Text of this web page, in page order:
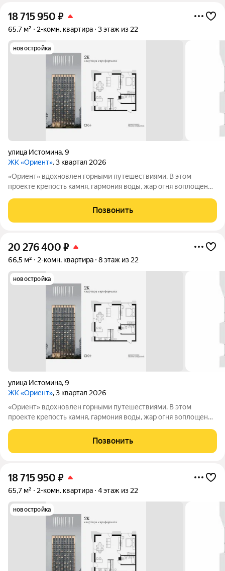
18 715 950 ₽
65,7 м² 2-комн. квартира 3 этаж из 22
новостройка
улица Истомина,9
ЖК «Ориент», 3 квартал 2026
«Ориент» вдохновлен горными путешествиями. В этом
проекте крепость камня, гармония воды, жар огня воплощены
технологиями. Здесь вы получите повседневность,
наполненную яркими моментами и приятной
Позвонить
20 276 400 ₽
66,5 м² 2-комн. квартира 8 этаж из 22
новостройка
улица Истомина,9
ЖК «Ориент», 3 квартал 2026
«Ориент» вдохновлен горными путешествиями. В этом
проекте крепость камня, гармония воды, жар огня воплощены
технологиями. Здесь вы получите повседневность,
наполненную яркими моментами и приятной
Позвонить
18 715 950 ₽
65,7 м² 2-комн. квартира 4 этаж из 22
новостройка